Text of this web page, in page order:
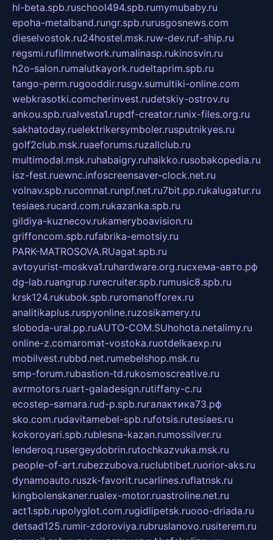
hl-beta.spb.ruschool494.spb.rumymubaby.ru
epoha-metalband.rungr.spb.rurusgosnews.com
dieselvostok.ru24hostel.msk.ruw-dev.ruf-ship.ru
regsmi.rufilmnetwork.rumalinasp.rukinosvin.ru
h2o-salon.rumalutkayork.rudeltaprim.spb.ru
tango-perm.rugooddir.rusgv.sumultiki-online.com
webkrasotki.comcherinvest.rudetskiy-ostrov.ru
ankou.spb.rualvesta1.rupdf-creator.runix-files.org.ru
sakhatoday.ruelektrikersymboler.rusputnikyes.ru
golf2club.msk.ruaeforums.ruzallclub.ru
multimodal.msk.ruhabaigry.ruhaikko.rusobakopedia.ru
isz-fest.ruewnc.infoscreensaver-clock.net.ru
volnav.spb.rucomnat.runpf.net.ru7bit.pp.rukalugatur.ru
tesiaes.rucard.com.rukazanka.spb.ru
gildiya-kuznecov.rukameryboavision.ru
griffoncom.spb.rufabrika-emotsiy.ru
PARK-MATROSOVA.RUagat.spb.ru
avtoyurist-moskva1.ruhardware.org.ruсхема-авто.рф
dg-lab.ruangrup.rurecruiter.spb.rumusic8.spb.ru
krsk124.rukubok.spb.ruromanofforex.ru
analitikaplus.ruspyonline.ruzosikamery.ru
sloboda-ural.pp.ruAUTO-COM.SUhohota.netalimy.ru
online-z.comaromat-vostoka.ruotdelkaexp.ru
mobilvest.rubbd.net.rumebelshop.msk.ru
smp-forum.rubastion-td.rukosmoscreative.ru
avrmotors.ruart-galadesign.rutiffany-c.ru
ecostep-samara.rud-p.spb.ruгалактика73.рф
sko.com.rudavitamebel-spb.rufotsis.rutesiaes.ru
kokoroyari.spb.rublesna-kazan.rumossilver.ru
lenderoq.rusergeydobrin.rutochkazvuka.msk.ru
people-of-art.rubezzubova.ruclubtibet.ruorior-aks.ru
dynamoauto.ruszk-favorit.rucarlines.ruflatnsk.ru
kingbolenskaner.rualex-motor.ruastroline.net.ru
act1.spb.rupolyglot.com.rugidlipetsk.ruooo-driada.ru
detsad125.rumir-zdoroviya.rubruslanovo.rusiterem.ru